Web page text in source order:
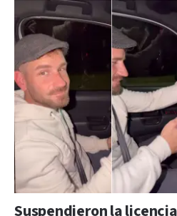
Suspendieron la